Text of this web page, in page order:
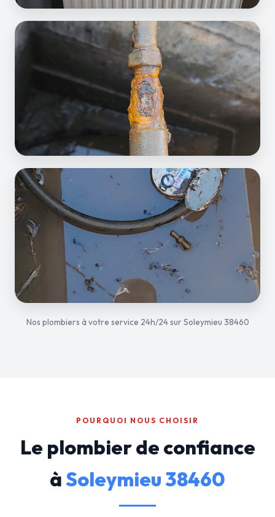
Nos plombiers à votre service 24h/24 sur Soleymieu 38460
POURQUOI NOUS CHOISIR
Le plombier de confiance
àSoleymieu 38460